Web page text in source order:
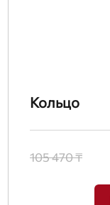
Кольцо
105 470 ₸